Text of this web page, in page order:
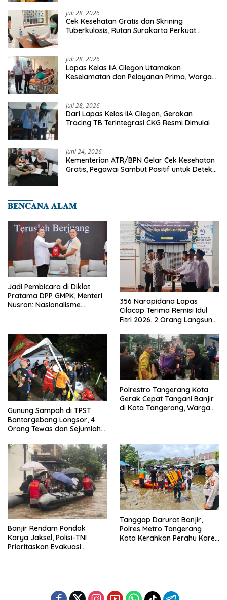
Juli 28, 2026
Cek Kesehatan Gratis dan Skrining
Tuberkulosis, Rutan Surakarta Perkuat
Juli 28, 2026
Lapas Kelas IIA Cilegon Utamakan
Keselamatan dan Pelayanan Prima, Warga
Juli 28, 2026
Dari Lapas Kelas IIA Cilegon, Gerakan
Tracing TB Terintegrasi CKG Resmi Dimulai
Juni 24, 2026
Kementerian ATR/BPN Gelar Cek Kesehatan
Gratis, Pegawai Sambut Positif untuk Deteksi
𝐁𝐄𝐍𝐂𝐀𝐍𝐀 𝐀𝐋𝐀𝐌
Jadi Pembicara di Diklat
Pratama DPP GMPK, Menteri
Nusron: Nasionalisme
356 Narapidana Lapas
Cilacap Terima Remisi Idul
Fitri 2026. 2 Orang Langsung
Gunung Sampah di TPST
Bantargebang Longsor, 4
Orang Tewas dan Sejumlah
Polrestro Tangerang Kota
Gerak Cepat Tangani Banjir
di Kota Tangerang, Warga
Banjir Rendam Pondok
Karya Jaksel, Polisi-TNI
Prioritaskan Evakuasi
Tanggap Darurat Banjir,
Polres Metro Tangerang
Kota Kerahkan Perahu Karet